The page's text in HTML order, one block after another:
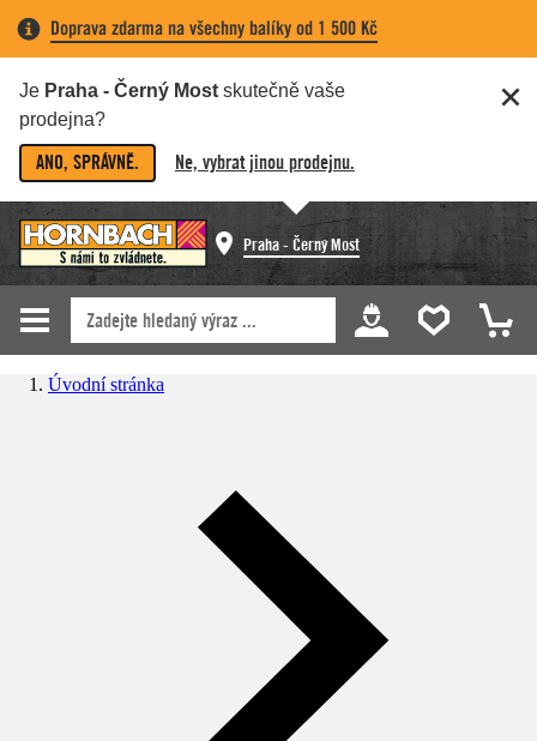
Doprava zdarma na všechny balíky od 1 500 Kč
Je Praha - Černý Most skutečně vaše
prodejna?
ANO, SPRÁVNĚ. Ne, vybrat jinou prodejnu.
Praha - Černý Most
Úvodní stránka